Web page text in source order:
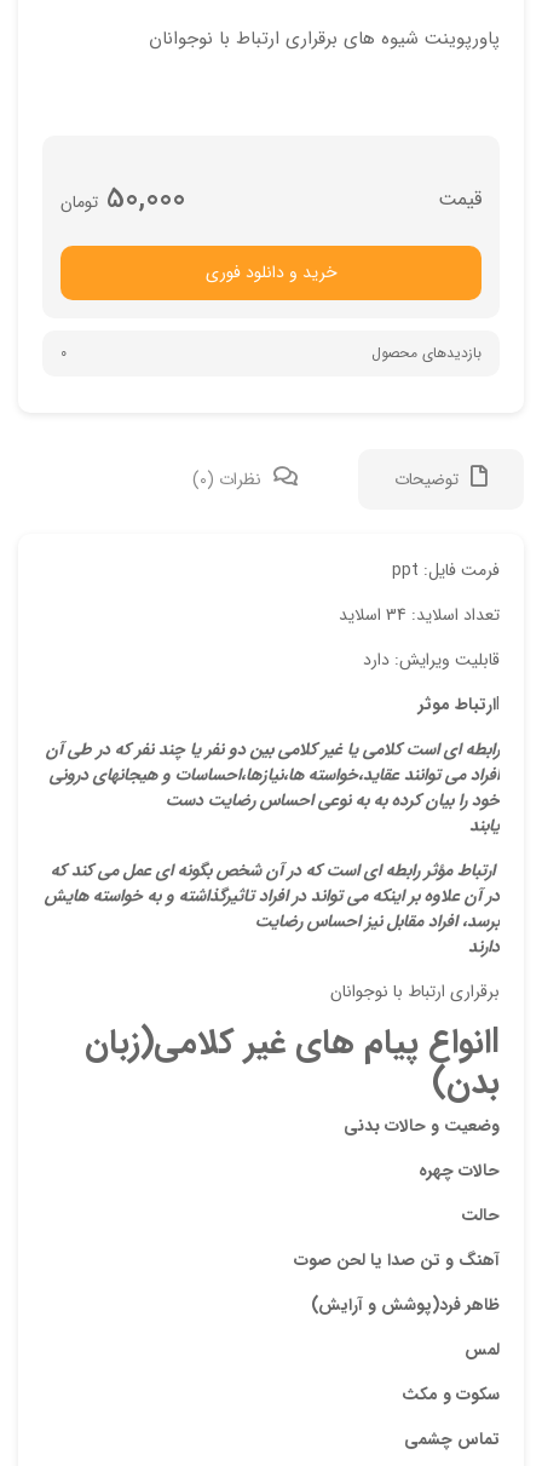
پاورپوینت شیوه های برقراری ارتباط با نوجوانان
تومان 50,000
خرید و دانلود فوری
بازدیدهای محصول 0
توضیحات نظرات (0)
فرمت فایل: ppt
تعداد اسلاید: 34 اسلاید
قابلیت ویرایش: دارد
lارتباط موثر
رابطه ای است کلامی یا غیر کلامی بین دو نفر یا چند نفر که در طی آن
افراد می توانند عقاید،خواسته ها،نیازها،احساسات و هیجانهای درونی
خود را بیان کرده به به نوعی احساس رضایت دست
یابند
ارتباط مؤثر رابطه اي است که در آن شخص بگونه اي عمل مي کند که
در آن علاوه بر اينکه می تواند در افراد تاثیرگذاشته و به خواسته هايش
برسد، افراد مقابل نيز احساس رضايت
دارند
برقراری ارتباط با نوجوانان
lانواع پیام های غیر کلامی(زبان
بدن)
وضعیت و حالاتبدنی
حالاتچهره
حالت
آهنگ و تن صدا یا لحن صوت
ظاهر فرد(پوشش و آرایش)
لمس
سکوت و مکث
تماس چشمی